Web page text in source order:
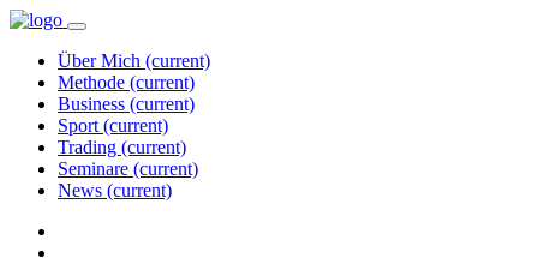
Über Mich (current)
Methode (current)
Business (current)
Sport (current)
Trading (current)
Seminare (current)
News (current)